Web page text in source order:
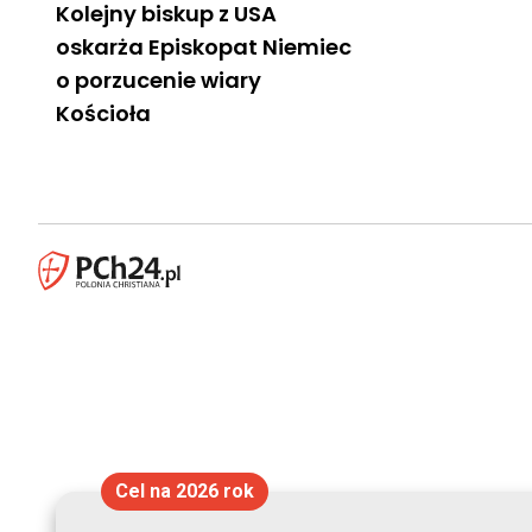
Kolejny biskup z USA
oskarża Episkopat Niemiec
o porzucenie wiary
Kościoła
Cel na 2026 rok